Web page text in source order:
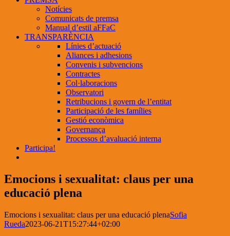
Notícies
Comunicats de premsa
Manual d’estil aFFaC
TRANSPARÈNCIA
Línies d’actuació
Aliances i adhesions
Convenis i subvencions
Contractes
Col·laboracions
Observatori
Retribucions i govern de l’entitat
Participació de les famílies
Gestió econòmica
Governança
Processos d’avaluació interna
Participa!
Emocions i sexualitat: claus per una
educació plena
Emocions i sexualitat: claus per una educació plenaSofia
Rueda2023-06-21T15:27:44+02:00